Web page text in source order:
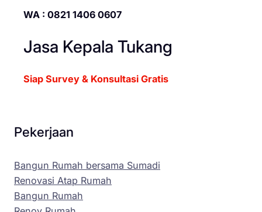
WA : 0821 1406 0607
Jasa Kepala Tukang
Siap Survey & Konsultasi Gratis
Pekerjaan
Bangun Rumah bersama Sumadi
Renovasi Atap Rumah
Bangun Rumah